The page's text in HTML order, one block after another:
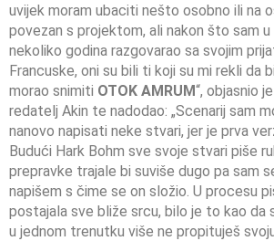
uvijek moram ubaciti nešto osobno ili na
povezan s projektom, ali nakon što sam u
nekoliko godina razgovarao sa svojim
Francuske, oni su bili ti koji su mi rekli da
morao snimiti OTOK AMRUM“, objasnio
redatelj Akin te nadodao: „Scenarij sam
nanovo napisati neke stvari, jer je prva
Budući Hark Bohm sve svoje stvari piše
prepravke trajale bi suviše dugo pa sam
napišem s čime se on složio. U procesu
postajala sve bliže srcu, bilo je to kao da
u jednom trenutku više ne propituješ